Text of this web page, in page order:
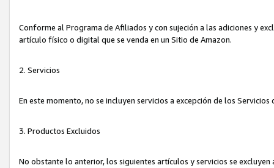
Conforme al Programa de Afiliados y con sujeción a las adiciones y
artículo físico o digital que se venda en un Sitio de Amazon.
2. Servicios
En este momento, no se incluyen servicios a excepción de los
3. Productos Excluidos
No obstante lo anterior, los siguientes artículos y servicios se